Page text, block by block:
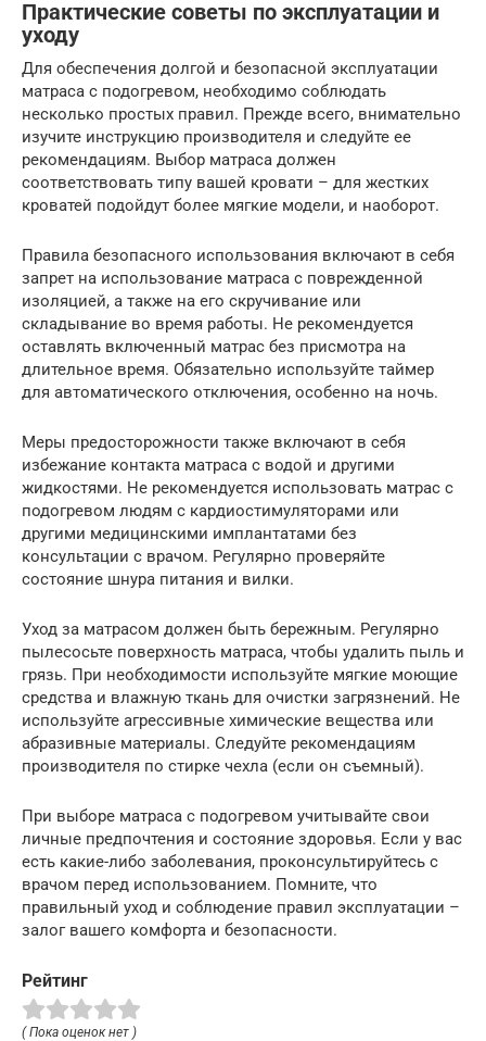
Практические советы по эксплуатации и
уходу
Для обеспечения долгой и безопасной эксплуатации
матраса с подогревом, необходимо соблюдать
несколько простых правил. Прежде всего, внимательно
изучите инструкцию производителя и следуйте ее
рекомендациям. Выбор матраса должен
соответствовать типу вашей кровати – для жестких
кроватей подойдут более мягкие модели, и наоборот.
Правила безопасного использования включают в себя
запрет на использование матраса с поврежденной
изоляцией, а также на его скручивание или
складывание во время работы. Не рекомендуется
оставлять включенный матрас без присмотра на
длительное время. Обязательно используйте таймер
для автоматического отключения, особенно на ночь.
Меры предосторожности также включают в себя
избежание контакта матраса с водой и другими
жидкостями. Не рекомендуется использовать матрас с
подогревом людям с кардиостимуляторами или
другими медицинскими имплантатами без
консультации с врачом. Регулярно проверяйте
состояние шнура питания и вилки.
Уход за матрасом должен быть бережным. Регулярно
пылесосьте поверхность матраса, чтобы удалить пыль и
грязь. При необходимости используйте мягкие моющие
средства и влажную ткань для очистки загрязнений. Не
используйте агрессивные химические вещества или
абразивные материалы. Следуйте рекомендациям
производителя по стирке чехла (если он съемный).
При выборе матраса с подогревом учитывайте свои
личные предпочтения и состояние здоровья. Если у вас
есть какие-либо заболевания, проконсультируйтесь с
врачом перед использованием. Помните, что
правильный уход и соблюдение правил эксплуатации –
залог вашего комфорта и безопасности.
Рейтинг
( Пока оценок нет )